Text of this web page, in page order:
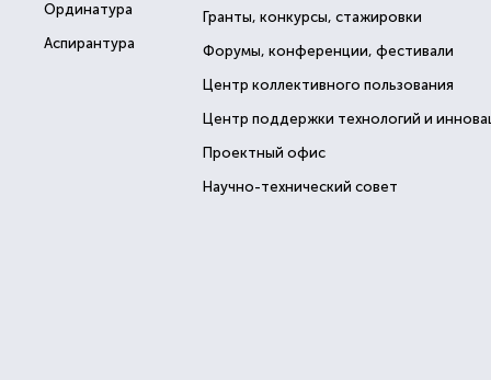
Ординатура
Аспирантура
Гранты, конкурсы, стажировки
Форумы, конференции, фестивали
Центр коллективного пользования
Центр поддержки технологий и
Проектный офис
Научно-технический совет